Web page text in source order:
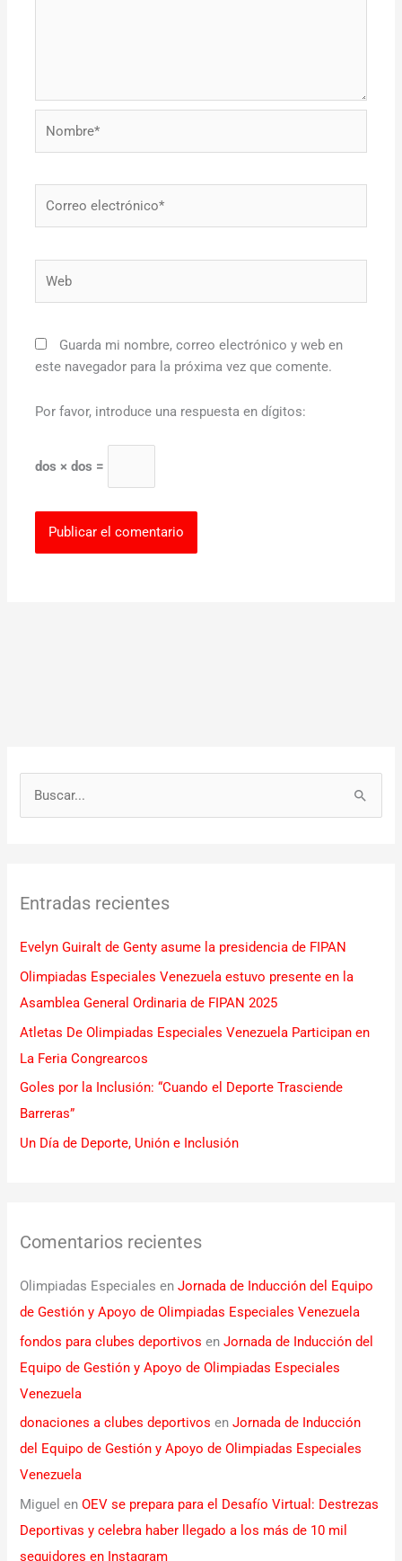
Guarda mi nombre, correo electrónico y web en
este navegador para la próxima vez que comente.
Por favor, introduce una respuesta en dígitos:
dos × dos =
a
p
o
r
:
Entradas recientes
Evelyn Guiralt de Genty asume la presidencia de FIPAN
Olimpiadas Especiales Venezuela estuvo presente en la
Asamblea General Ordinaria de FIPAN 2025
Atletas De Olimpiadas Especiales Venezuela Participan en
La Feria Congrearcos
Goles por la Inclusión: “Cuando el Deporte Trasciende
Barreras”
Un Día de Deporte, Unión e Inclusión
Comentarios recientes
Olimpiadas Especiales enJornada de Inducción del Equipo
de Gestión y Apoyo de Olimpiadas Especiales Venezuela
fondos para clubes deportivos enJornada de Inducción del
Equipo de Gestión y Apoyo de Olimpiadas Especiales
Venezuela
donaciones a clubes deportivos enJornada de Inducción
del Equipo de Gestión y Apoyo de Olimpiadas Especiales
Venezuela
Miguel enOEV se prepara para el Desafío Virtual: Destrezas
Deportivas y celebra haber llegado a los más de 10 mil
seguidores en Instagram